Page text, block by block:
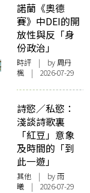
諾蘭《奧德
賽》中DEI的開
放性與反「身
份政治」
時評 | by周丹
楓 | 2026-07-29
詩慾／私慾：
淺談詩歌裏
「紅豆」意象
及時間的「到
此一遊」
其他 | by 雨
曦 | 2026-07-29